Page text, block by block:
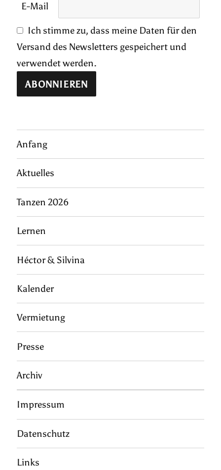
E-Mail
Ich stimme zu, dass meine Daten für den
Versand des Newsletters gespeichert und
verwendet werden.
Anfang
Aktuelles
Tanzen 2026
Lernen
Héctor & Silvina
Kalender
Vermietung
Presse
Archiv
Impressum
Datenschutz
Links